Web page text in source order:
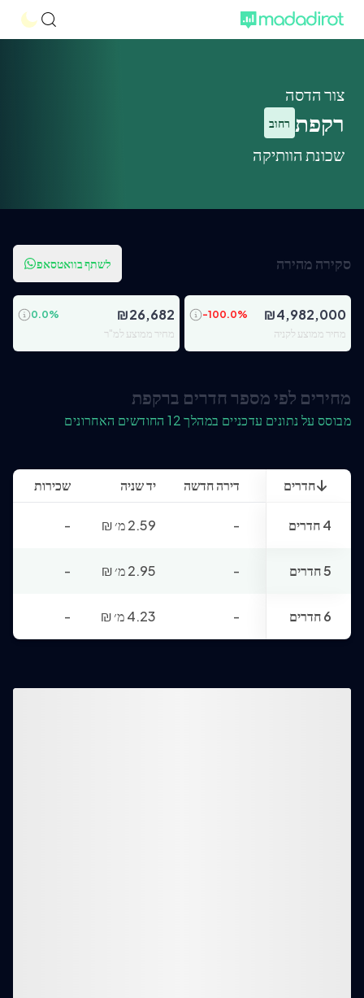
צור הדסה
רקפת רחוב
שכונת הוותיקה
סקירה מהירה לשתף בוואטסאפ
₪4,982,000
-100.0%
מחיר ממוצע לקניה
₪26,682
0.0%
מחיר ממוצע למ"ר
מחירים לפי מספר חדרים ברקפת
מבוסס על נתונים עדכניים במהלך 12 החודשים האחרונים
חדרים דירה חדשה יד שניה שכירות
4 חדרים - 2.59 מ׳ ₪
-
5 חדרים - 2.95 מ׳ ₪
-
6 חדרים - 4.23 מ׳ ₪
-